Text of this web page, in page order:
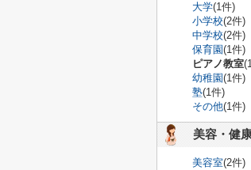
大学(1件)
小学校(2件)
中学校(2件)
保育園(1件)
ピアノ教室
幼稚園(1件)
塾(1件)
その他(1件)
美容・健
美容室(2件)